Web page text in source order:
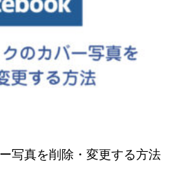
写真を削除・変更する方法